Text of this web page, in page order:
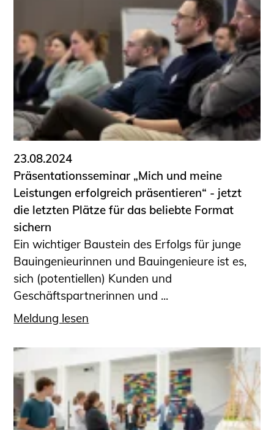
23.08.2024
Präsentationsseminar „Mich und meine
Leistungen erfolgreich präsentieren“ - jetzt
die letzten Plätze für das beliebte Format
sichern
Ein wichtiger Baustein des Erfolgs für junge
Bauingenieurinnen und Bauingenieure ist es,
sich (potentiellen) Kunden und
Geschäftspartnerinnen und ...
Meldung lesen